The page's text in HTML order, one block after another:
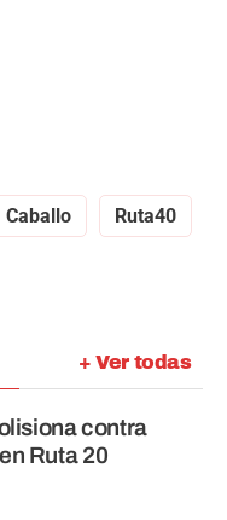
Caballo Ruta40
+ Ver todas
contra
Ruta 20